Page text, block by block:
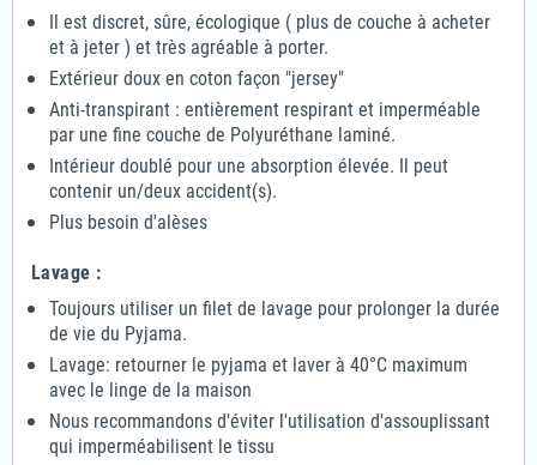
Il est discret, sûre, écologique ( plus de couche à acheter
et à jeter ) et très agréable à porter.
Extérieur doux en coton façon "jersey"
Anti-transpirant : entièrement respirant et imperméable
par une fine couche de Polyuréthane laminé.
Intérieur doublé pour une absorption élevée. Il peut
contenir un/deux accident(s).
Plus besoin d'alèses
Lavage :
Toujours utiliser un filet de lavage pour prolonger la durée
de vie du Pyjama.
Lavage: retourner le pyjama et laver à 40°C maximum
avec le linge de la maison
Nous recommandons d'éviter l'utilisation d'assouplissant
qui imperméabilisent le tissu